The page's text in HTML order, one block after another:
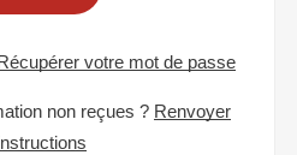
votre mot de passe
non reçues ? Renvoyer